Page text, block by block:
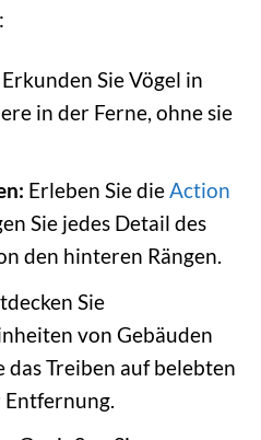
Erkunden Sie Vögel in
in der Ferne, ohne sie
Erleben Sie dieAction
Sie jedes Detail des
den hinteren Rängen.
Sie
von Gebäuden
das Treiben auf belebten